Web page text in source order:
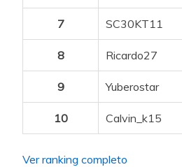
7 SC30KT11
8 Ricardo27
9 Yuberostar
10 Calvin_k15
Ver ranking completo